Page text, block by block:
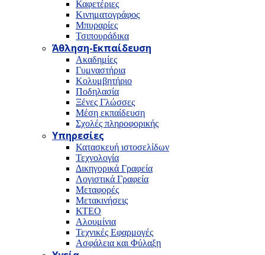
Καφετέριες
Κινηματογράφος
Μπυραρίες
Τσιπουράδικα
Άθληση-Εκπαίδευση
Ακαδημίες
Γυμναστήρια
Κολυμβητήριο
Ποδηλασία
Ξένες Γλώσσες
Μέση εκπαίδευση
Σχολές πληροφορικής
Υπηρεσίες
Κατασκευή ιστοσελίδων
Τεχνολογία
Δικηγορικά Γραφεία
Λογιστικά Γραφεία
Μεταφορές
Μετακινήσεις
ΚΤΕΟ
Αλουμίνια
Τεχνικές Εφαρμογές
Ασφάλεια και Φύλαξη